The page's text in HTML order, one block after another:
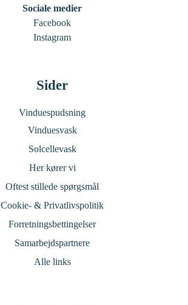
Sociale medier
Facebook
Instagram
Sider
Vinduespudsning
Vinduesvask
Solcellevask
Her kører vi
Oftest stillede spørgsmål
Cookie- & Privatlivspolitik
Forretningsbettingelser
Samarbejdspartnere
Alle links